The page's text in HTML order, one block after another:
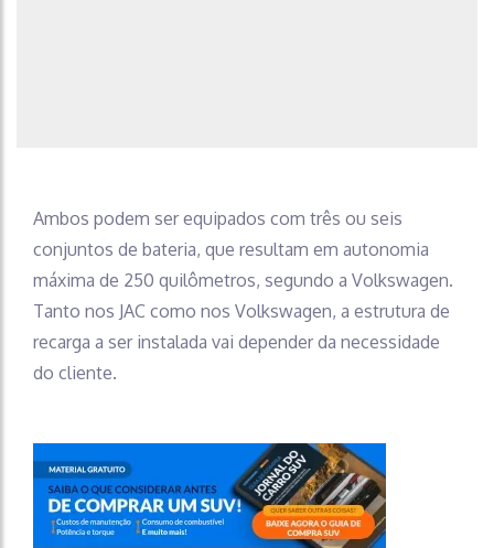
Ambos podem ser equipados com três ou seis
conjuntos de bateria, que resultam em autonomia
máxima de 250 quilômetros, segundo a Volkswagen.
Tanto nos JAC como nos Volkswagen, a estrutura de
recarga a ser instalada vai depender da necessidade
do cliente.